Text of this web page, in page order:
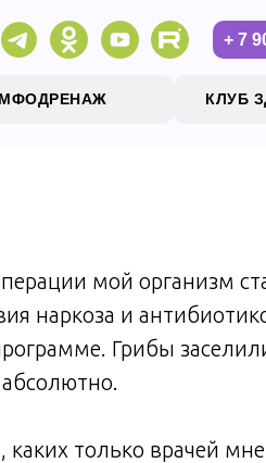
+ 7
КЛУБ
мой организм
наркоза и
Грибы
каких только врачей